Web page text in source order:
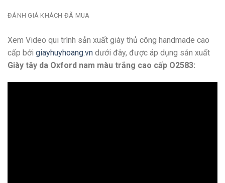
ĐÁNH GIÁ KHÁCH ĐÃ MUA
Xem Video qui trình sản xuất giày thủ công handmade cao
cấp bởi giayhuyhoang.vn dưới đây, được áp dụng sản xuất
Giày tây da Oxford nam màu trắng cao cấp O2583: